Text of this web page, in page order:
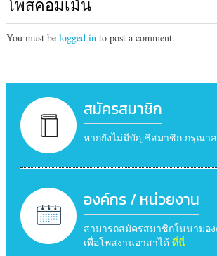
โพสคอมเม้น
You must be logged into post a comment.
สมัครสมาชิก
หากยังไม่มีบัญชีสมาชิก กรุณา
องค์กร / หน่วยงาน
สามารถสมัครสมาชิกในนามอ
เพื่อโพสงานอาสาได้ ที่นี่